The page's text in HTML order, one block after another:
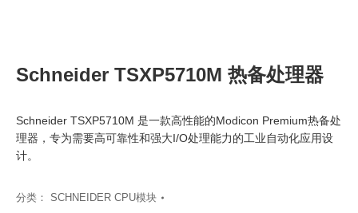
Schneider TSXP5710M 热备处理器
Schneider TSXP5710M 是一款高性能的Modicon Premium热备处
理器，专为需要高可靠性和强大I/O处理能力的工业自动化应用设
计。
分类： SCHNEIDER CPU模块